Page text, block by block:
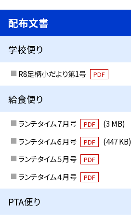
配布文書
学校便り
R8足柄小だより第1号 PDF
給食便り
ランチタイム７月号 PDF
(3 MB)
ランチタイム６月号
PDF
(447 KB)
ランチタイム５月号
PDF
ランチタイム４月号 PDF
PTA便り